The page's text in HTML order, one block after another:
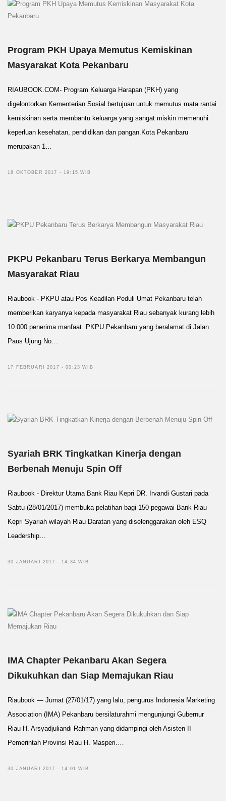
Program PKH Upaya Memutus Kemiskinan
Masyarakat Kota Pekanbaru
RIAUBOOK.COM- Program Keluarga Harapan (PKH) yang
digelontorkan Kementerian Sosial bertujuan untuk memutus mata rantai
kemiskinan serta membantu keluarga yang sangat miskin memenuhi
keperluan kesehatan, pendidikan dan pangan.Kota Pekanbaru
merupakan 1…
18 OKTOBER 2017 - 19:15 WIB
PKPU Pekanbaru Terus Berkarya Membangun
Masyarakat Riau
Riaubook - PKPU atau Pos Keadilan Peduli Umat Pekanbaru telah
memberikan karyanya kepada masyarakat Riau sebanyak kurang lebih
10.000 penerima manfaat. PKPU Pekanbaru yang beralamat di Jalan
Paus Ujung No…
17 FEBRUARI 2017 - 00:23 WIB
Syariah BRK Tingkatkan Kinerja dengan
Berbenah Menuju Spin Off
Riaubook - Direktur Utama Bank Riau Kepri DR. Irvandi Gustari pada
Sabtu (28/01/2017) membuka pelatihan bagi 150 pegawai Bank Riau
Kepri Syariah wilayah Riau Daratan yang diselenggarakan oleh ESQ
Leadership…
30 JANUARI 2017 - 14:34 WIB
IMA Chapter Pekanbaru Akan Segera
Dikukuhkan dan Siap Memajukan Riau
Riaubook — Jumat (27/01/17) yang lalu, pengurus Indonesia Marketing
Association (IMA) Pekanbaru bersilaturahmi mengunjungi Gubernur
Riau H. Arsyadjuliandi Rahman yang didampingi oleh Asisten II
Pemerintah Provinsi Riau H. Masperi.…
30 JANUARI 2017 - 14:01 WIB